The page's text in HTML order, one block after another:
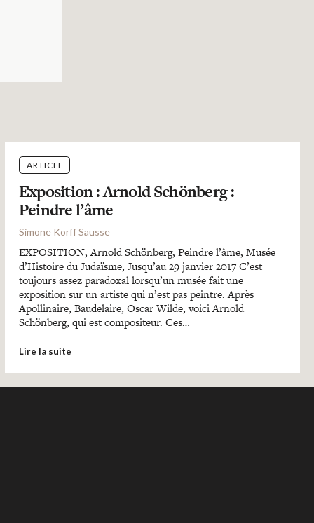
ARTICLE
Exposition : Arnold Schönberg :
Peindre l’âme
Simone Korff Sausse
EXPOSITION, Arnold Schönberg, Peindre l’âme, Musée
d’Histoire du Judaïsme, Jusqu’au 29 janvier 2017 C’est
toujours assez paradoxal lorsqu’un musée fait une
exposition sur un artiste qui n’est pas peintre. Après
Apollinaire, Baudelaire, Oscar Wilde, voici Arnold
Schönberg, qui est compositeur. Ces…
Lire la suite